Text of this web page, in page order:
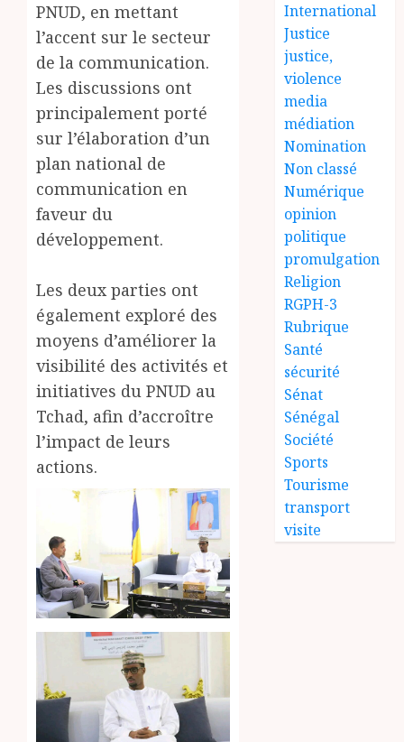
PNUD, en mettant
l’accent sur le secteur
de la communication.
Les discussions ont
principalement porté
sur l’élaboration d’un
plan national de
communication en
faveur du
développement.
Les deux parties ont
également exploré des
moyens d’améliorer la
visibilité des activités et
initiatives du PNUD au
Tchad, afin d’accroître
l’impact de leurs
actions.
International
Justice
justice,
violence
media
médiation
Nomination
Non classé
Numérique
opinion
politique
promulgation
Religion
RGPH-3
Rubrique
Santé
sécurité
Sénat
Sénégal
Société
Sports
Tourisme
transport
visite